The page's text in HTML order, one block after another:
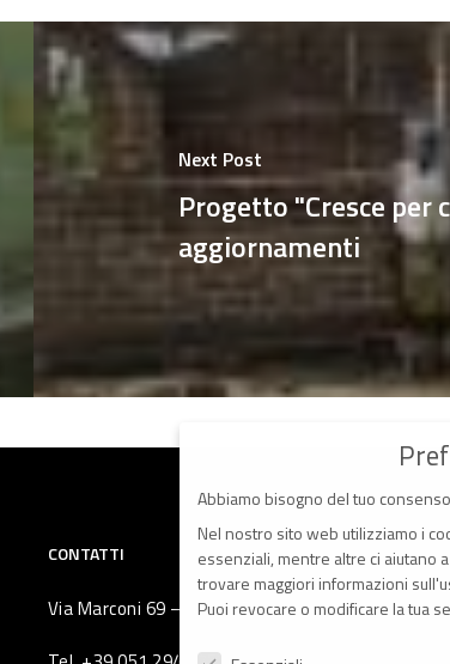
Next Post
Progetto "Cresce per
aggiornamenti
CONTATTI
Via Marconi 69 – 40122 Bologna (Italia)
Abbiamo bisogno del tuo
Nel nostro sito web utilizziamo i
essenziali, mentre altre ci aiutano
trovare maggiori informazioni
Puoi revocare o modificare la tua
Preferenze Privacy